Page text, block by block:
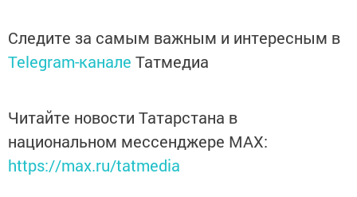
Следите за самым важным и интересным в
Telegram-канале Татмедиа
Читайте новости Татарстана в
национальном мессенджере MАХ:
https://max.ru/tatmedia